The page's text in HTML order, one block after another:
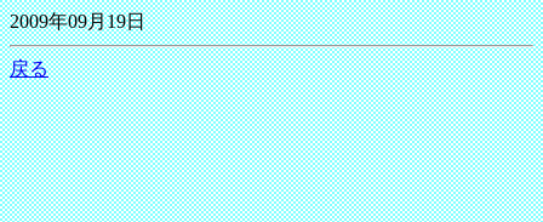
2009年09月19日
戻る